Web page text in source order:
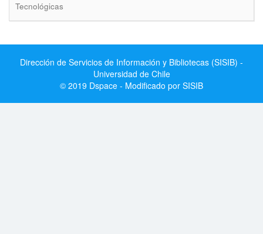
Tecnológicas
Dirección de Servicios de Información y Bibliotecas (SISIB) -
Universidad de Chile
© 2019 Dspace - Modificado por SISIB